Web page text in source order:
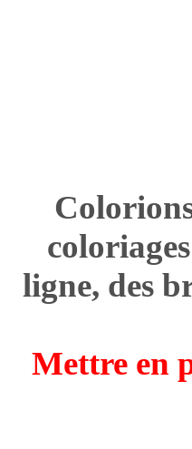
ligne, des
Mettre en